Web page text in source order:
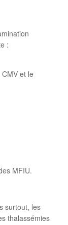
:
et le
MFIU.
surtout, les
thalassémies